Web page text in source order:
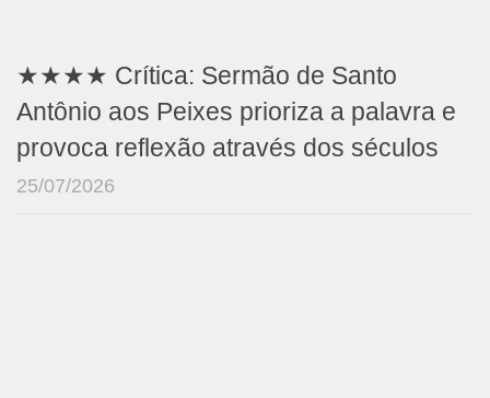
★★★★ Crítica: Sermão de Santo
Antônio aos Peixes prioriza a palavra e
provoca reflexão através dos séculos
25/07/2026